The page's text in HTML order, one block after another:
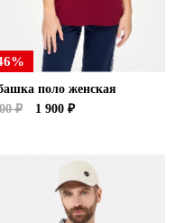
поло женская
₽
1 900 ₽